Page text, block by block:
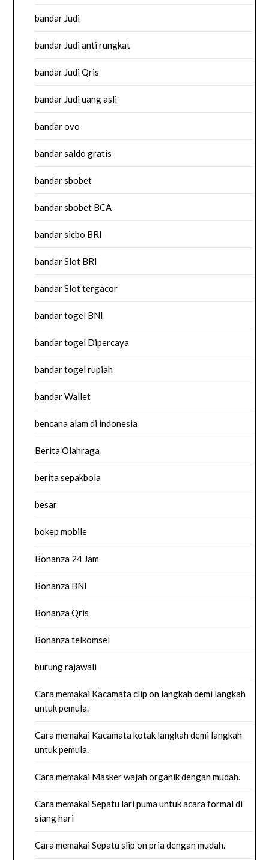
bandar Judi
bandar Judi anti rungkat
bandar Judi Qris
bandar Judi uang asli
bandar ovo
bandar saldo gratis
bandar sbobet
bandar sbobet BCA
bandar sicbo BRI
bandar Slot BRI
bandar Slot tergacor
bandar togel BNI
bandar togel Dipercaya
bandar togel rupiah
bandar Wallet
bencana alam di indonesia
Berita Olahraga
berita sepakbola
besar
bokep mobile
Bonanza 24 Jam
Bonanza BNI
Bonanza Qris
Bonanza telkomsel
burung rajawali
Cara memakai Kacamata clip on langkah demi langkah
untuk pemula.
Cara memakai Kacamata kotak langkah demi langkah
untuk pemula.
Cara memakai Masker wajah organik dengan mudah.
Cara memakai Sepatu lari puma untuk acara formal di
siang hari
Cara memakai Sepatu slip on pria dengan mudah.